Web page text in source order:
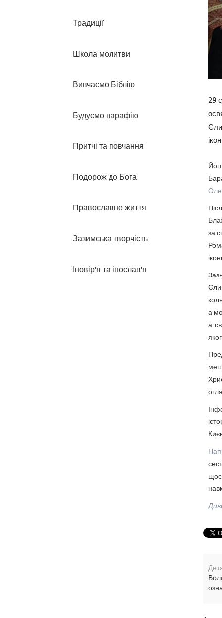
29
за
а
а
Традиції
Школа молитви
Вивчаємо Біблію
Будуємо парафію
Притчі та повчання
Подорож до Бога
Православне життя
Зазимська творчість
Іновір'я та інослав'я